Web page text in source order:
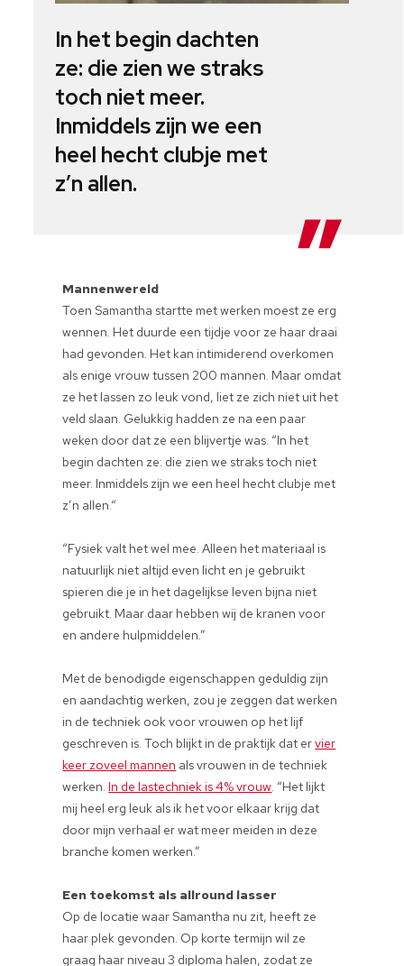
In het begin dachten
ze: die zien we straks
toch niet meer.
Inmiddels zijn we een
heel hecht clubje met
z’n allen.
Mannenwereld
Toen Samantha startte met werken moest ze erg
wennen. Het duurde een tijdje voor ze haar draai
had gevonden. Het kan intimiderend overkomen
als enige vrouw tussen 200 mannen. Maar omdat
ze het lassen zo leuk vond, liet ze zich niet uit het
veld slaan. Gelukkig hadden ze na een paar
weken door dat ze een blijvertje was. “In het
begin dachten ze: die zien we straks toch niet
meer. Inmiddels zijn we een heel hecht clubje met
z’n allen.“
“Fysiek valt het wel mee. Alleen het materiaal is
natuurlijk niet altijd even licht en je gebruikt
spieren die je in het dagelijkse leven bijna niet
gebruikt. Maar daar hebben wij de kranen voor
en andere hulpmiddelen.”
Met de benodigde eigenschappen geduldig zijn
en aandachtig werken, zou je zeggen dat werken
in de techniek ook voor vrouwen op het lijf
geschreven is. Toch blijkt in de praktijk dat ervier
keer zoveel mannen als vrouwen in de techniek
werken.In de lastechniek is 4% vrouw . “Het lijkt
mij heel erg leuk als ik het voor elkaar krijg dat
door mijn verhaal er wat meer meiden in deze
branche komen werken.”
Een toekomst als allround lasser
Op de locatie waar Samantha nu zit, heeft ze
haar plek gevonden. Op korte termijn wil ze
graag haar niveau 3 diploma halen, zodat ze